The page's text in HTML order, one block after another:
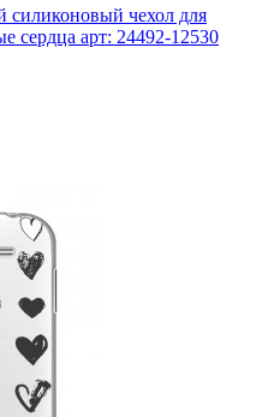
силиконовый чехол для
сердца арт: 24492-12530